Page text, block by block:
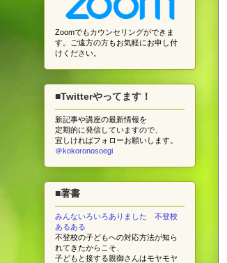
Zoomでもカウンセリングができま
す。ご遠方の方もお気軽にお申し付
けください。
■Twitterやってます！
新記事や講座の最新情報を
定期的に発信していますので、
宜しければフォローお願いします。
＠kokoronosoegi
■著書
みんないろいろありました 不登校
あるある
不登校の子どもへの対応方法が知ら
れてきたからこそ、
子どもと接する親御さんはモヤモヤ